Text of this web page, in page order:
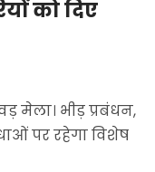
को दिए
मेला। भीड़ प्रबंधन,
पर रहेगा विशेष